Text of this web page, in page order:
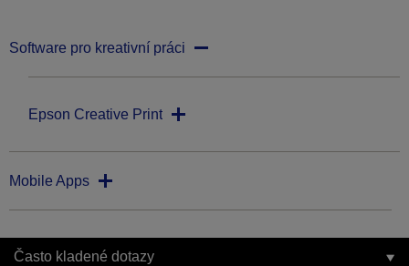
Software pro kreativní práci
Epson Creative Print
Mobile Apps
Často kladené dotazy